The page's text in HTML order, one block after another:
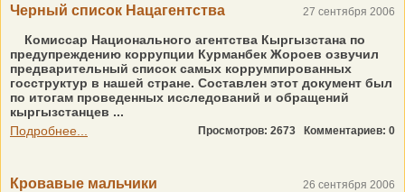
Черный список Нацагентства 27 сентября 2006
Комиссар Национального агентства Кыргызстана по
предупреждению коррупции Курманбек Жороев озвучил
предварительный список самых коррумпированных
госструктур в нашей стране. Составлен этот документ был
по итогам проведенных исследований и обращений
кыргызстанцев ...
Подробнее...
Просмотров: 2673 Комментариев: 0
Кровавые мальчики 26 сентября 2006